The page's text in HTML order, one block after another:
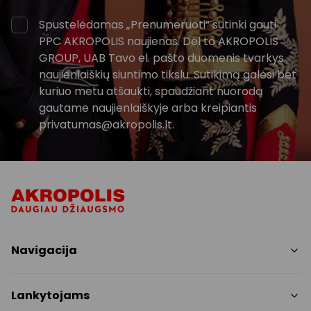
Spustelėdamas „Prenumeruoti“ sutinki gauti
PPC AKROPOLIS naujienas. Dėl to AKROPOLIS
GROUP, UAB Tavo el. pašto duomenis tvarkys
naujienlaiškių siuntimo tikslu. Sutikimą galėsi bet
kuriuo metu atšaukti, spaudžiant nuorodą
gautame naujienlaiškyje arba kreipiantis
privatumas@akropolis.lt.
Navigacija
Paslaugos
Lankytojams